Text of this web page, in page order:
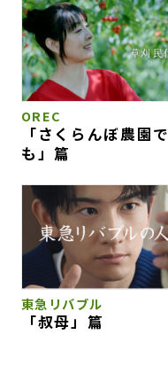
OREC
「さくらんぼ農園で
も」篇
東急リバブル
「叔母」篇